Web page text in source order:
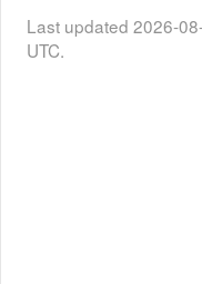
Last updated 2026-
UTC.